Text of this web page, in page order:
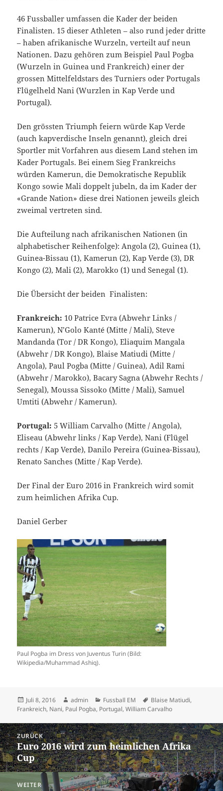
46 Fussballer umfassen die Kader der beiden
Finalisten. 15 dieser Athleten – also rund jeder dritte
– haben afrikanische Wurzeln, verteilt auf neun
Nationen. Dazu gehören zum Beispiel Paul Pogba
(Wurzeln in Guinea und Frankreich) einer der
grossen Mittelfeldstars des Turniers oder Portugals
Flügelheld Nani (Wurzlen in Kap Verde und
Portugal).
Den grössten Triumph feiern würde Kap Verde
(auch kapverdische Inseln genannt), gleich drei
Sportler mit Vorfahren aus diesem Land stehen im
Kader Portugals. Bei einem Sieg Frankreichs
würden Kamerun, die Demokratische Republik
Kongo sowie Mali doppelt jubeln, da im Kader der
«Grande Nation» diese drei Nationen jeweils gleich
zweimal vertreten sind.
Die Aufteilung nach afrikanischen Nationen (in
alphabetischer Reihenfolge): Angola (2), Guinea (1),
Guinea-Bissau (1), Kamerun (2), Kap Verde (3), DR
Kongo (2), Mali (2), Marokko (1) und Senegal (1).
Die Übersicht der beiden Finalisten:
Frankreich: 10 Patrice Evra (Abwehr Links /
Kamerun), N’Golo Kanté (Mitte / Mali), Steve
Mandanda (Tor / DR Kongo), Eliaquim Mangala
(Abwehr / DR Kongo), Blaise Matiudi (Mitte /
Angola), Paul Pogba (Mitte / Guinea), Adil Rami
(Abwehr / Marokko), Bacary Sagna (Abwehr Rechts /
Senegal), Moussa Sissoko (Mitte / Mali), Samuel
Umtiti (Abwehr / Kamerun).
Portugal: 5 William Carvalho (Mitte / Angola),
Eliseau (Abwehr links / Kap Verde), Nani (Flügel
rechts / Kap Verde), Danilo Pereira (Guinea-Bissau),
Renato Sanches (Mitte / Kap Verde).
Der Final der Euro 2016 in Frankreich wird somit
zum heimlichen Afrika Cup.
Daniel Gerber
Paul Pogba im Dress von Juventus Turin (Bild:
Wikipedia/Muhammad Ashiq).
Veröffentlicht
am
Juli 8, 2016 Autor
admin Kategorien
Fussball EM Schlagwörter
Blaise Matiudi,
Frankreich, Nani, Paul Pogba, Portugal,William Carvalho
Beitrags-
Navigation
ZURÜCK
Vorheriger
Beitrag:
Euro 2016 wird zum heimlichen Afrika
Cup
WEITER